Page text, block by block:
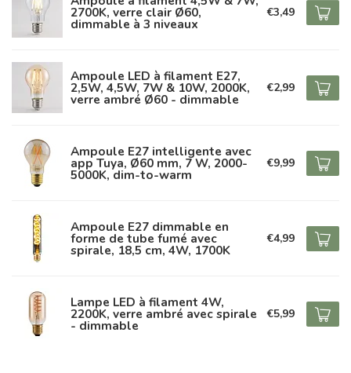
2700K, verre clair Ø60,
dimmable à 3 niveaux
€3,49
Ampoule LED à filament E27,
2,5W, 4,5W, 7W & 10W, 2000K,
verre ambré Ø60 - dimmable
€2,99
Ampoule E27 intelligente avec
app Tuya, Ø60 mm, 7 W, 2000-
5000K, dim-to-warm
€9,99
Ampoule E27 dimmable en
forme de tube fumé avec
spirale, 18,5 cm, 4W, 1700K
€4,99
Lampe LED à filament 4W,
2200K, verre ambré avec spirale
- dimmable
€5,99